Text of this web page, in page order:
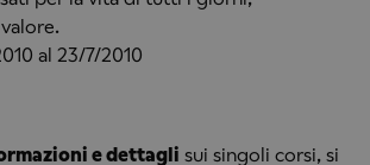
al 23/7/2010
e dettagli sui singoli corsi, si